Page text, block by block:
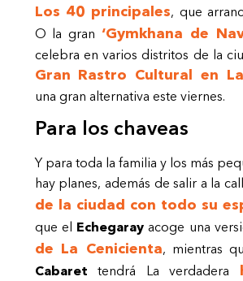
Los 40 principales, que
O la gran ‘Gymkhana de
celebra en varios distritos de la
Gran Rastro Cultural en
una gran alternativa este viernes.
Para los chaveas
Y para toda la familia y los más
hay planes, además de salir a la
de la ciudad con todo su
que el Echegaray acoge una
de La Cenicienta, mientras
Cabaret tendrá La verdadera